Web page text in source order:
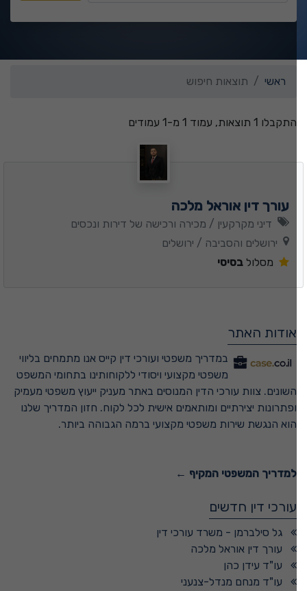
ראשי תוצאות חיפוש
התקבלו 1 תוצאות, עמוד 1 מ-1 עמודים
עורך דין אוראל מלכה
דיני מקרקעין / מכירה ורכישה של דירות ונכסים
ירושלים והסביבה / ירושלים
מסלולבסיסי
אודות האתר
במדריך משפטי ועורכי דין קייס אנו מתמחים בליווי
משפטי מקצועי ויסודי ללקוחותינו בתחומי המשפט
השונים. צוות עורכי הדין המנוסים באתר מעניק ייעוץ משפטי מעמיק
ופתרונות יצירתיים ומותאמים אישית לכל לקוח. חזון המדריך שלנו
הוא הנגשת שירות משפטי מקצועי ברמה הגבוהה ביותר.
למדריך המשפטי המקיף ←
עורכי דין חדשים
גל סילברמן - משרד עורכי דין
עורך דין אוראל מלכה
עו"ד עידן כהן
עו"ד מנחם מנדל-צנעני